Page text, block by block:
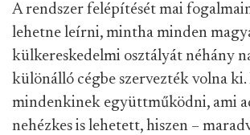
A rendszer felépítését mai
lehetne leírni, mintha minden
külkereskedelmi osztályát néhány
különálló cégbe szervezték volna
mindenkinek együttműködni, ami
nehézkes is lehetett, hiszen –